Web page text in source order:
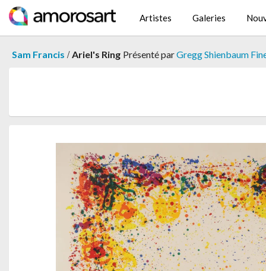
Artistes Galeries
Sam Francis /Ariel's Ring Présenté parGregg Shienbaum